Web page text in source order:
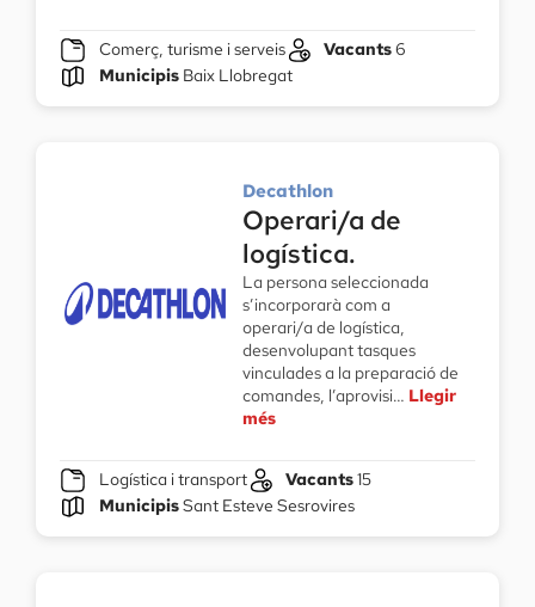
Comerç, turisme i serveis Vacants6
MunicipisBaix Llobregat
Decathlon
Operari/a de
logística.
La persona seleccionada
s’incorporarà com a
operari/a de logística,
desenvolupant tasques
vinculades a la preparació de
comandes, l’aprovisi… Llegir
més
Logística i transport Vacants15
MunicipisSant Esteve Sesrovires